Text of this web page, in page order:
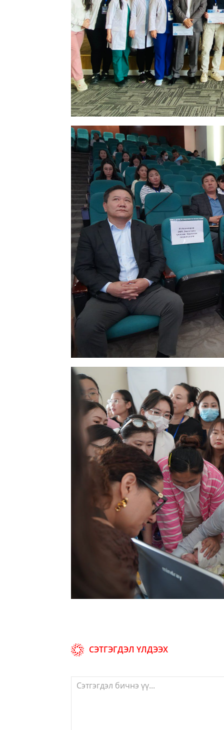
СЭТГЭГДЭЛ ҮЛДЭЭХ